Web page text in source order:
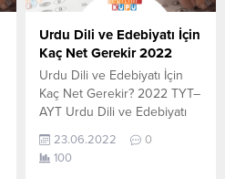
verilerin tamamı
YÖK tarafından yayınlanmış
olan en son güncel...
Urdu Dili ve Edebiyatı İçin
Kaç Net Gerekir 2022
Urdu Dili ve Edebiyatı İçin
Kaç Net Gerekir? 2022 TYT–
AYT Urdu Dili ve Edebiyatı
sorusunun cevabını
aşağıdan öğrenebilirsiniz. Bu
23.06.2022
0
100